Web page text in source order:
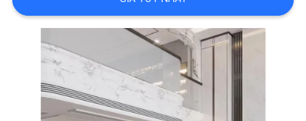
VỚI
CHÚNG